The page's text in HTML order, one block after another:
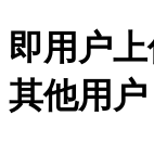
即用户
其他用